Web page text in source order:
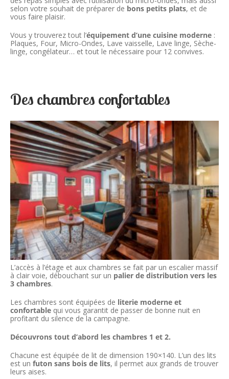
selon votre souhait de préparer de bons petits plats, et de
vous faire plaisir.
Vous y trouverez tout l’équipement d’une cuisine moderne :
Plaques, Four, Micro-Ondes, Lave vaisselle, Lave linge, Sèche-
linge, congélateur… et tout le nécessaire pour 12 convives.
Des chambres confortables
L’accès à l’étage et aux chambres se fait par un escalier massif
à clair voie, débouchant sur un palier de distribution vers les
3 chambres.
Les chambres sont équipées de literie moderne et
confortable qui vous garantit de passer de bonne nuit en
profitant du silence de la campagne.
Découvrons tout d’abord les chambres 1 et 2.
Chacune est équipée de lit de dimension 190×140. L’un des lits
est un futon sans bois de lits, il permet aux grands de trouver
leurs aises.